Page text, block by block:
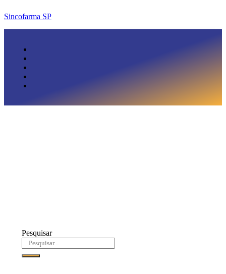
Sincofarma SP
Pesquisar